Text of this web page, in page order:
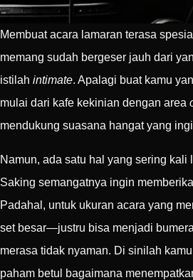
Membuat acara lamaran terasa
memang sudah bergeser jauh dari
istilah intimate. Apalagi buat kamu
mulai dari kafe kekinian dengan area
mendukung suasana hangat yang
Namun, ada satu hal yang sering
Saking semangatnya ingin
Padahal, untuk ukuran acara yang
set besar—justru bisa menjadi
merasa tidak nyaman. Di sinilah
paham betul bagaimana